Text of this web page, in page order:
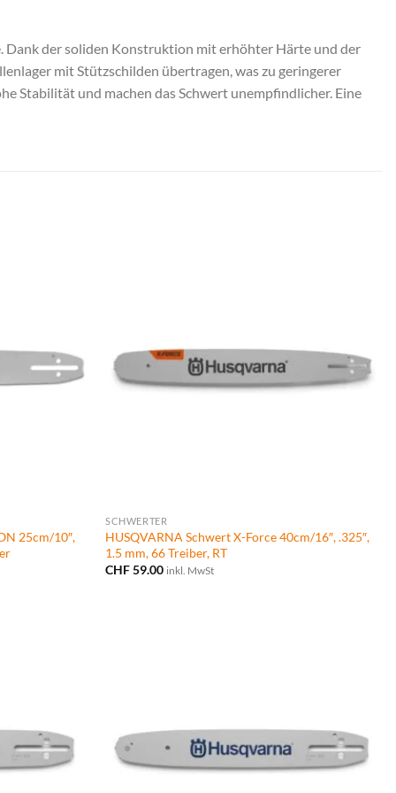
Dank der soliden Konstruktion mit erhöhter Härte und der
mit Stützschilden übertragen, was zu geringerer
Stabilität und machen das Schwert unempfindlicher. Eine
25cm/10″,
SCHWERTER
HUSQVARNA Schwert X-Force 40cm/16″, .325″,
1.5 mm, 66 Treiber, RT
CHF59.00 inkl. MwSt